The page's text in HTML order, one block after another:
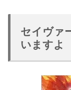
セイヴァ
いますよ